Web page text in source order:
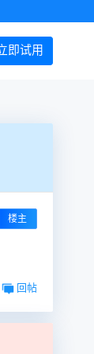
即试用
录/注册
楼主
回帖